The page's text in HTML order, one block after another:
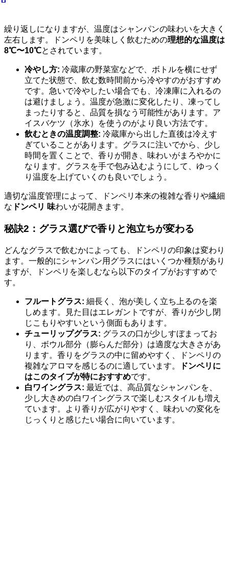
繰り返しになりますが、温度はシャンパンの味わいを大きく
左右します。ドンペリを美味しく飲むための理想的な温度は
8℃〜10℃とされています。
冷やし方: 冷蔵庫の野菜室などで、ボトルを横にせず
立てた状態で、飲む数時間前から冷やすのがおすすめ
です。急いで冷やしたい場合でも、冷凍庫に入れるの
は避けましょう。温度が急激に変化したり、凍ってし
まったりすると、品質を損なう可能性があります。ア
イスバケツ（氷水）を使うのがより良い方法です。
飲むときの温度調整: 冷蔵庫から出した直後は冷えす
ぎていることがあります。グラスに注いでから、少し
時間を置くことで、香りが開き、味わいがまろやかに
なります。グラスを手で包み込むようにして、ゆっく
り温度を上げていくのも良いでしょう。
適切な温度管理によって、ドンペリ本来の複雑な香りや繊細
な ドンペリ 味わいが花開きます。
秘訣2：グラス選びで香りと泡立ちが変わる
どんなグラスで飲むかによっても、ドンペリの印象は変わり
ます。一般的にシャンパン用グラスにはいくつか種類があり
ますが、ドンペリを楽しむなら以下のタイプがおすすめで
す。
フルートグラス: 細長く、泡が美しく立ち上るのを楽
しめます。見た目はエレガントですが、香りが少し閉
じこもりやすいという側面もあります。
チューリップグラス: グラスの口が少しすぼまってお
り、ボウル部分（膨らんだ部分）は適度な大きさがあ
ります。香りをグラスの中に留めやすく、ドンペリの
複雑なアロマを感じるのに適しています。
ドンペリに
はこのタイプが特におすすめです。
白ワイングラス: 最近では、高品質なシャンパンを、
少し大きめの白ワイングラスで楽しむスタイルも増え
ています。より香りが広がりやすく、味わいの変化を
じっくりと感じたい場合に向いています。